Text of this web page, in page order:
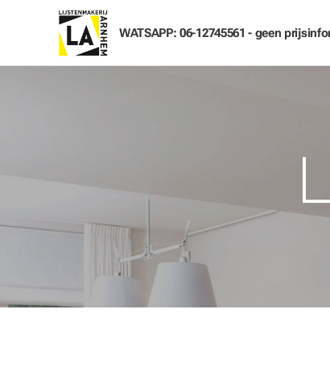
WATSAPP: 06-12745561 - geen